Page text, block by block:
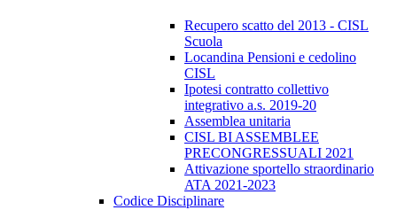
Recupero scatto del 2013 - CISL
Scuola
Locandina Pensioni e cedolino
CISL
Ipotesi contratto collettivo
integrativo a.s. 2019-20
Assemblea unitaria
CISL BI ASSEMBLEE
PRECONGRESSUALI 2021
Attivazione sportello straordinario
ATA 2021-2023
Codice Disciplinare